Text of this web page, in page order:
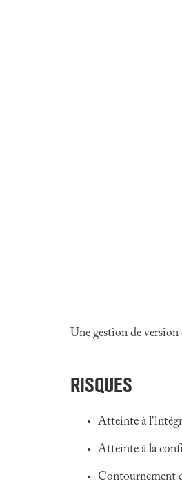
Une gestion de
RISQUES
Atteinte à
Atteinte à la
Contournement